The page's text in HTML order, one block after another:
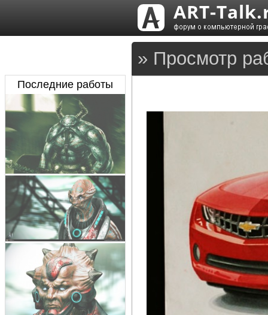
» Просмотр
Последние работы